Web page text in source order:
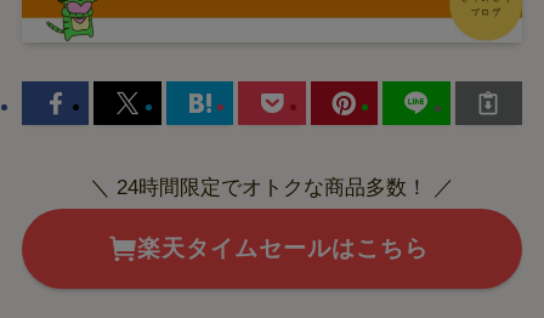
＼ 24時間限定でオトクな商品多数！ ／
楽天タイムセールはこちら